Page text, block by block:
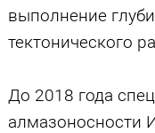
выполнение
тектонического
До 2018 года
алмазоносности